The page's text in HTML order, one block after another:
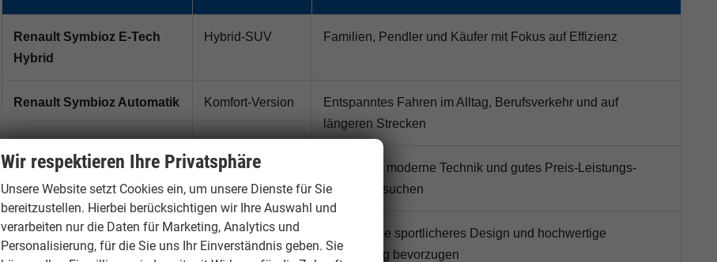
Renault Symbioz E-Tech
Hybrid
Hybrid-SUV Familien, Pendler und Käufer mit Fokus auf Effizienz
Renault Symbioz Automatik Komfort-Version
Entspanntes Fahren im Alltag, Berufsverkehr und auf
längeren Strecken
Renault Symbioz Techno Ausstattungslinie
Käufer, die moderne Technik und gutes Preis-Leistungs-
Verhältnis suchen
Renault Symbioz Esprit
Alpine
Ausstattungslinie
Kunden, die sportlicheres Design und hochwertige
Ausstattung bevorzugen
Wir respektieren Ihre Privatsphäre
Unsere Website setzt Cookies ein, um unsere Dienste für Sie
bereitzustellen. Hierbei berücksichtigen wir Ihre Auswahl und
verarbeiten nur die Daten für Marketing, Analytics und
Personalisierung, für die Sie uns Ihr Einverständnis geben. Sie